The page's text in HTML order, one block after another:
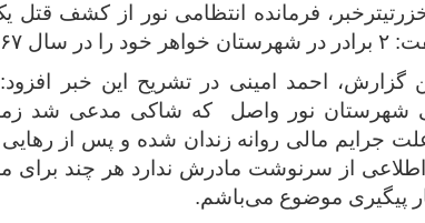
به قتل رساندند.
گزارش، احمد امینی در تشریح این خبر
شهرستان نور واصل که شاکی مدعی شد
جرایم مالی روانه زندان شده و پس از رهایی
سال ۱۳۶۷ اطلاعی از سرنوشت مادرش ندارد هر چند
پیگیری موضوع می‌باشم.